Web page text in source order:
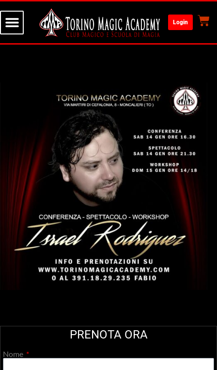
Login
PRENOTA ORA
Nome